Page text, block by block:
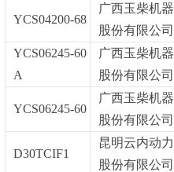
YCS04200-68
广西玉柴机器
股份有限公司
YCS06245-60
A
广西玉柴机器
股份有限公司
YCS06245-60
广西玉柴机器
股份有限公司
D30TCIF1
昆明云内动力
股份有限公司